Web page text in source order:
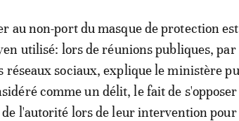
au non-port du masque de protection
utilisé: lors de réunions publiques,
réseaux sociaux, explique le ministère
comme un délit, le fait de
l'autorité lors de leur intervention pour